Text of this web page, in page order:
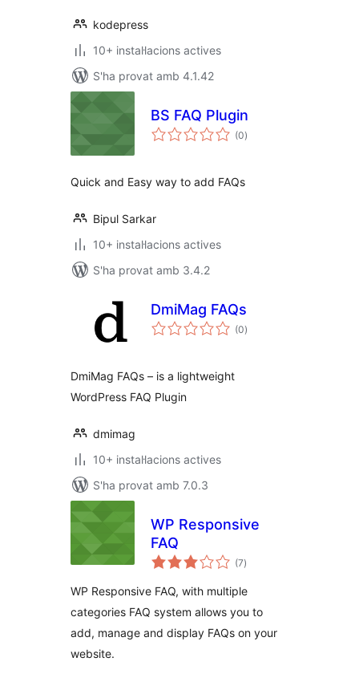
kodepress
10+ instal·lacions actives
S'ha provat amb 4.1.42
BS FAQ Plugin
(0puntuacions
totals
)
Quick and Easy way to add FAQs
Bipul Sarkar
10+ instal·lacions actives
S'ha provat amb 3.4.2
DmiMag FAQs
(0puntuacions
totals
)
DmiMag FAQs – is a lightweight
WordPress FAQ Plugin
dmimag
10+ instal·lacions actives
S'ha provat amb 7.0.3
WP Responsive
FAQ
(7puntuacions
totals
)
WP Responsive FAQ, with multiple
categories FAQ system allows you to
add, manage and display FAQs on your
website.